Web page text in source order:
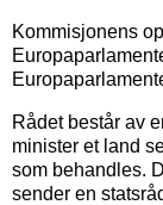
Kommisjonens
Rådet består av
minister et land
som behandles.
sender en